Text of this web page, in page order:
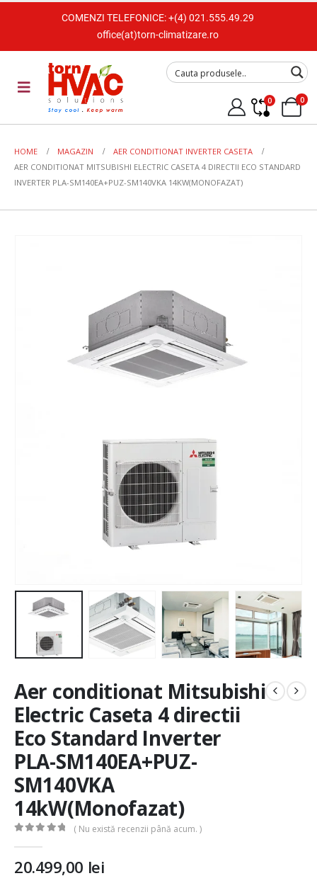
COMENZI TELEFONICE:+(4) 021.555.49.29
office(at)torn-climatizare.ro
0 0
HOME MAGAZIN
AER CONDITIONAT INVERTER CASETA
AER CONDITIONAT MITSUBISHI ELECTRIC CASETA 4 DIRECTII ECO STANDARD
INVERTER PLA-SM140EA+PUZ-SM140VKA 14KW(MONOFAZAT)
Aer conditionat Mitsubishi
Electric Caseta 4 directii
Eco Standard Inverter
PLA-SM140EA+PUZ-
SM140VKA
14kW(Monofazat)
( Nu există recenzii până acum. )
20.499,00 lei